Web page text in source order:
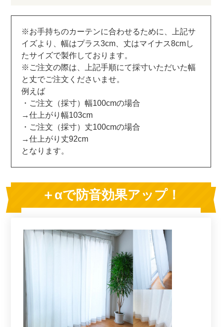
※お手持ちのカーテンに合わせるために、上記サ
イズより、幅はプラス3cm、丈はマイナス8cmし
たサイズで製作しております。
※ご注文の際は、上記手順にて採寸いただいた幅
と丈でご注文くださいませ。
例えば
・ご注文（採寸）幅100cmの場合
→仕上がり幅103cm
・ご注文（採寸）丈100cmの場合
→仕上がり丈92cm
となります。
＋αで防音効果アップ！